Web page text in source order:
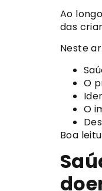
Ao
das
Neste
O
O
Boa